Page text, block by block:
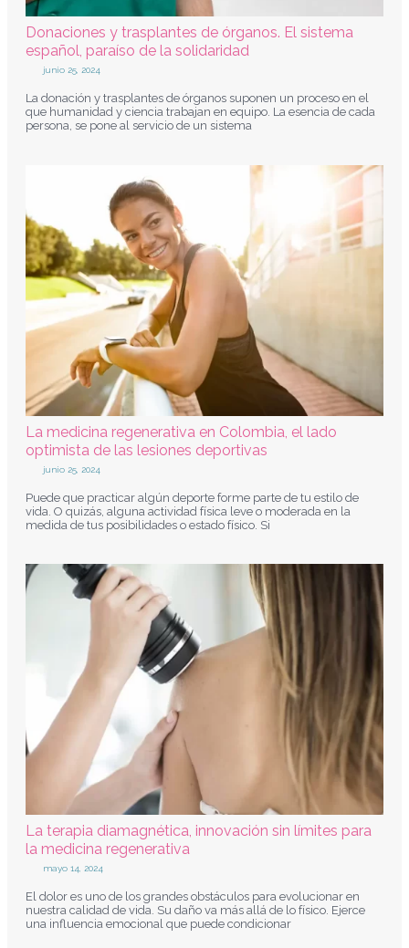
Donaciones y trasplantes de órganos. El sistema
español, paraíso de la solidaridad
junio 25, 2024
La donación y trasplantes de órganos suponen un proceso en el
que humanidad y ciencia trabajan en equipo. La esencia de cada
persona, se pone al servicio de un sistema
La medicina regenerativa en Colombia, el lado
optimista de las lesiones deportivas
junio 25, 2024
Puede que practicar algún deporte forme parte de tu estilo de
vida. O quizás, alguna actividad física leve o moderada en la
medida de tus posibilidades o estado físico. Si
La terapia diamagnética, innovación sin límites para
la medicina regenerativa
mayo 14, 2024
El dolor es uno de los grandes obstáculos para evolucionar en
nuestra calidad de vida. Su daño va más allá de lo físico. Ejerce
una influencia emocional que puede condicionar